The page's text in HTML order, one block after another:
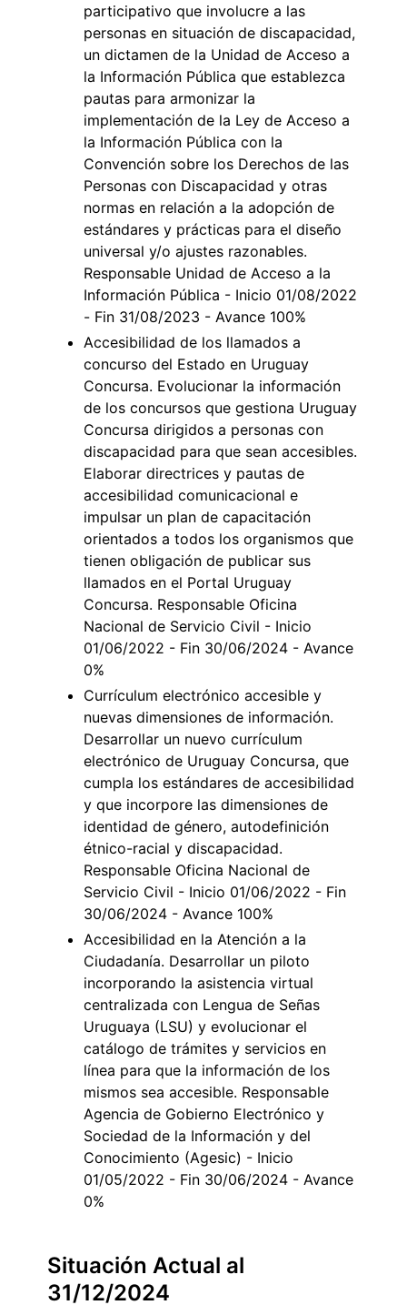
participativo que involucre a las
personas en situación de discapacidad,
un dictamen de la Unidad de Acceso a
la Información Pública que establezca
pautas para armonizar la
implementación de la Ley de Acceso a
la Información Pública con la
Convención sobre los Derechos de las
Personas con Discapacidad y otras
normas en relación a la adopción de
estándares y prácticas para el diseño
universal y/o ajustes razonables.
Responsable Unidad de Acceso a la
Información Pública - Inicio 01/08/2022
- Fin 31/08/2023 - Avance 100%
Accesibilidad de los llamados a
concurso del Estado en Uruguay
Concursa. Evolucionar la información
de los concursos que gestiona Uruguay
Concursa dirigidos a personas con
discapacidad para que sean accesibles.
Elaborar directrices y pautas de
accesibilidad comunicacional e
impulsar un plan de capacitación
orientados a todos los organismos que
tienen obligación de publicar sus
llamados en el Portal Uruguay
Concursa. Responsable Oficina
Nacional de Servicio Civil - Inicio
01/06/2022 - Fin 30/06/2024 - Avance
0%
Currículum electrónico accesible y
nuevas dimensiones de información.
Desarrollar un nuevo currículum
electrónico de Uruguay Concursa, que
cumpla los estándares de accesibilidad
y que incorpore las dimensiones de
identidad de género, autodefinición
étnico-racial y discapacidad.
Responsable Oficina Nacional de
Servicio Civil - Inicio 01/06/2022 - Fin
30/06/2024 - Avance 100%
Accesibilidad en la Atención a la
Ciudadanía. Desarrollar un piloto
incorporando la asistencia virtual
centralizada con Lengua de Señas
Uruguaya (LSU) y evolucionar el
catálogo de trámites y servicios en
línea para que la información de los
mismos sea accesible. Responsable
Agencia de Gobierno Electrónico y
Sociedad de la Información y del
Conocimiento (Agesic) - Inicio
01/05/2022 - Fin 30/06/2024 - Avance
0%
Situación Actual al
31/12/2024